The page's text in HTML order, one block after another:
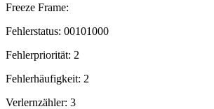
Freeze Frame:
Fehlerstatus: 00101000
Fehlerpriorität: 2
Fehlerhäufigkeit: 2
Verlernzähler: 3